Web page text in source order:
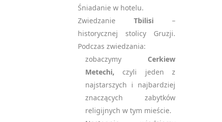
Śniadanie w hotelu.
Zwiedzanie Tbilisi –
historycznej stolicy Gruzji.
Podczas zwiedzania:
zobaczymy Cerkiew
Metechi, czyli jeden z
najstarszych i najbardziej
znaczących zabytków
religijnych w tym mieście.